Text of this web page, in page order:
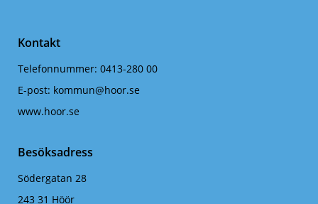
Kontakt
Telefonnummer: 0413-280 00
E-post: kommun@hoor.se
www.hoor.se
Besöksadress
Södergatan 28
243 31 Höör